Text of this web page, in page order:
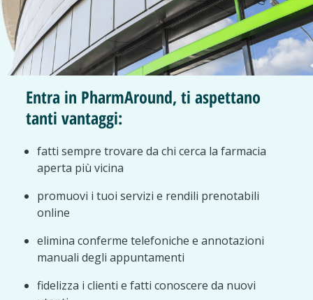
Entra in PharmAround, ti aspettano
tanti vantaggi:
fatti sempre trovare da chi cerca la farmacia
aperta più vicina
promuovi i tuoi servizi e rendili prenotabili
online
elimina conferme telefoniche e annotazioni
manuali degli appuntamenti
fidelizza i clienti e fatti conoscere da nuovi